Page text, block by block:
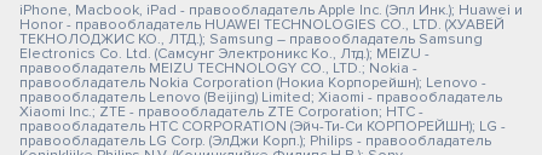
iPhone, Macbook, iPad - правообладатель Apple Inc. (Эпл Инк.); Huawei и
Honor - правообладатель HUAWEI TECHNOLOGIES CO., LTD. (ХУАВЕЙ
ТЕКНОЛОДЖИС КО., ЛТД.); Samsung – правообладатель Samsung
Electronics Co. Ltd. (Самсунг Электроникс Ко., Лтд.); MEIZU -
правообладатель MEIZU TECHNOLOGY CO., LTD.; Nokia -
правообладатель Nokia Corporation (Нокиа Корпорейшн); Lenovo -
правообладатель Lenovo (Beijing) Limited; Xiaomi - правообладатель
Xiaomi Inc.; ZTE - правообладатель ZTE Corporation; HTC -
правообладатель HTC CORPORATION (Эйч-Ти-Си КОРПОРЕЙШН); LG -
правообладатель LG Corp. (ЭлДжи Корп.); Philips - правообладатель